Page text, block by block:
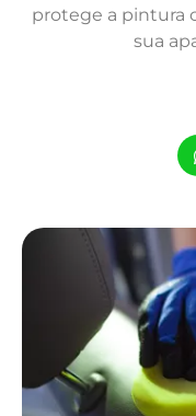
protege a pintura
sua